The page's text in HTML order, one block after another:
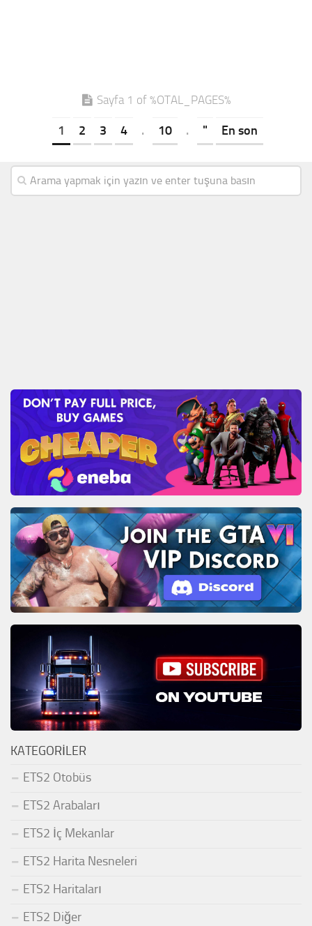
Sayfa 1 of %OTAL_PAGES%
1 2 3 4 . 10 . " En son
KATEGORILER
ETS2 Otobüs
ETS2 Arabaları
ETS2 İç Mekanlar
ETS2 Harita Nesneleri
ETS2 Haritaları
ETS2 Diğer